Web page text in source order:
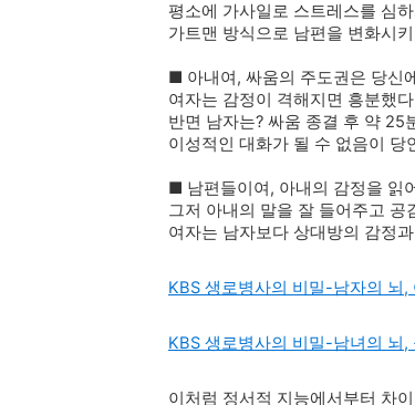
평소에 가사일로 스트레스를 심
가트맨 방식으로 남편을 변화시
■ 아내여, 싸움의 주도권은 당신
여자는 감정이 격해지면 흥분했
반면 남자는? 싸움 종결 후 약 25
이성적인 대화가 될 수 없음이 당
■ 남편들이여, 아내의 감정을 읽
그저 아내의 말을 잘 들어주고
여자는 남자보다 상대방의 감정
KBS 생로병사의 비밀-남자의 뇌
KBS 생로병사의 비밀-남녀의 뇌,
이처럼 정서적 지능에서부터 차